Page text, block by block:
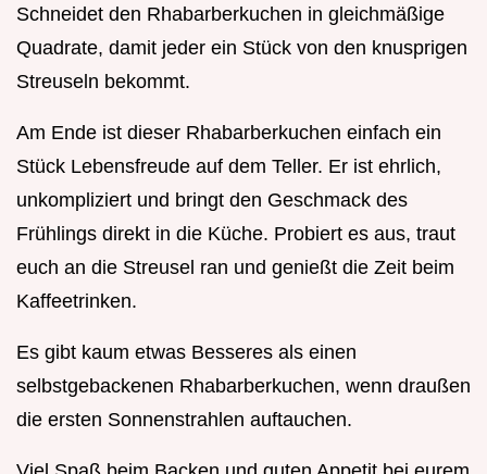
Schneidet den Rhabarberkuchen in gleichmäßige
Quadrate, damit jeder ein Stück von den knusprigen
Streuseln bekommt.
Am Ende ist dieser Rhabarberkuchen einfach ein
Stück Lebensfreude auf dem Teller. Er ist ehrlich,
unkompliziert und bringt den Geschmack des
Frühlings direkt in die Küche. Probiert es aus, traut
euch an die Streusel ran und genießt die Zeit beim
Kaffeetrinken.
Es gibt kaum etwas Besseres als einen
selbstgebackenen Rhabarberkuchen, wenn draußen
die ersten Sonnenstrahlen auftauchen.